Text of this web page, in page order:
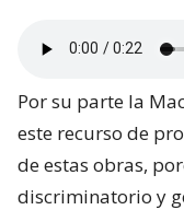
Por su parte la
este recurso de
de estas obras,
discriminatorio y